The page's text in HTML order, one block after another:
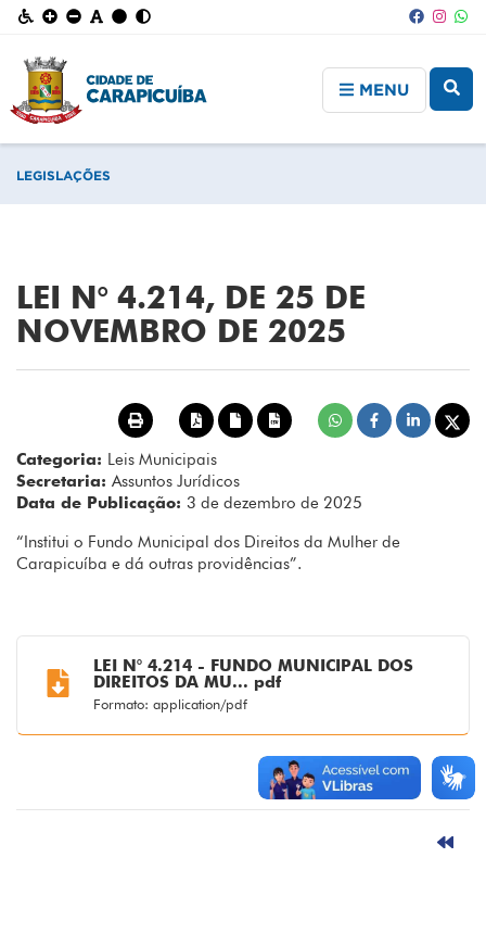
MENU
LEGISLAÇÕES
LEI N° 4.214, DE 25 DE
NOVEMBRO DE 2025
Categoria: Leis Municipais
Secretaria: Assuntos Jurídicos
Data de Publicação: 3 de dezembro de 2025
“Institui o Fundo Municipal dos Direitos da Mulher de
Carapicuíba e dá outras providências”.
LEI N° 4.214 - FUNDO MUNICIPAL DOS
DIREITOS DA MU... pdf
Formato: application/pdf